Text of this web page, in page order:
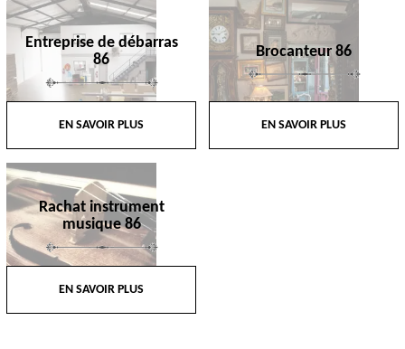
Entreprise de débarras
86
EN SAVOIR PLUS
Brocanteur 86
EN SAVOIR PLUS
Rachat instrument
musique 86
EN SAVOIR PLUS